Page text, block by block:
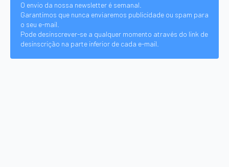
O envio da nossa newsletter é semanal.
Garantimos que nunca enviaremos publicidade ou spam para
o seu e-mail.
Pode desinscrever-se a qualquer momento através do link de
desinscrição na parte inferior de cada e-mail.